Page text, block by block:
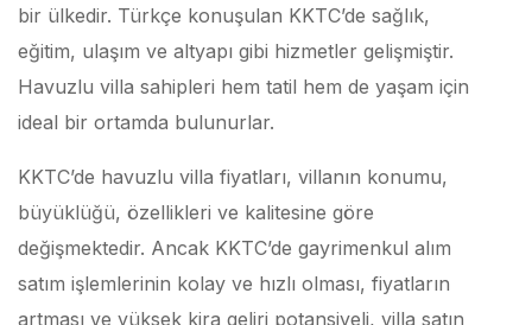
bir ülkedir. Türkçe konuşulan KKTC’de sağlık,
eğitim, ulaşım ve altyapı gibi hizmetler gelişmiştir.
Havuzlu villa sahipleri hem tatil hem de yaşam için
ideal bir ortamda bulunurlar.
KKTC’de havuzlu villa fiyatları, villanın konumu,
büyüklüğü, özellikleri ve kalitesine göre
değişmektedir. Ancak KKTC’de gayrimenkul alım
satım işlemlerinin kolay ve hızlı olması, fiyatların
artması ve yüksek kira geliri potansiyeli, villa satın